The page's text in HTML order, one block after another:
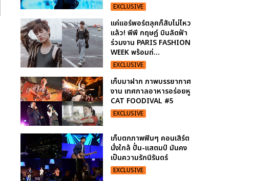
EXCLUSIVE
แค่แอร์พอร์ตลุคก็สับไม่ไหว
แล้ว! พีพี กฤษฏ์ บินลัดฟ้า
ร่วมงาน PARIS FASHION
WEEK พร้อมถ่...
EXCLUSIVE
เก็บมาฝาก ภาพบรรยากาศ
งาน เทศกาลอาหารอร่อยหู
CAT FOODIVAL #5
EXCLUSIVE
เก็บตกภาพฟินๆ คอนเสิร์ต
นั่งใกล้ ปั่น-แสตมป์ มันคง
เป็นความรักนิรันดร์
EXCLUSIVE